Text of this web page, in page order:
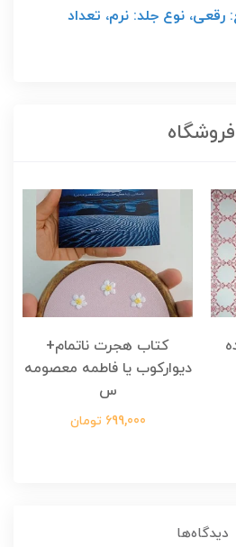
نوع جلد: نرم، تعداد
کتاب هجرت ناتمام+
دیوارکوب یا فاطمه معصومه
س
699,000 تومان
دیدگاه‌ها